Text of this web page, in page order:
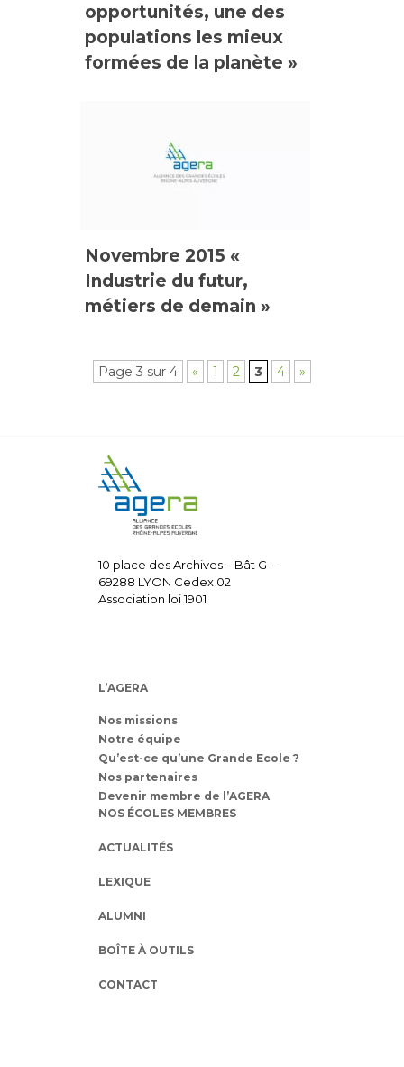
opportunités, une des
populations les mieux
formées de la planète »
Novembre 2015 «
Industrie du futur,
métiers de demain »
Page 3 sur 4 « 1 2 3 4 »
10 place des Archives – Bât G –
69288 LYON Cedex 02
Association loi 1901
L’AGERA
Nos missions
Notre équipe
Qu’est-ce qu’une Grande Ecole ?
Nos partenaires
Devenir membre de l’AGERA
NOS ÉCOLES MEMBRES
ACTUALITÉS
LEXIQUE
ALUMNI
BOÎTE À OUTILS
CONTACT